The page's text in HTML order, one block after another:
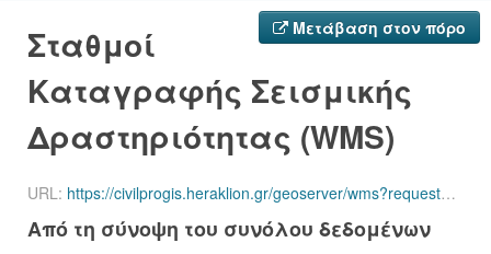
Μετάβαση στον πόρο
Σταθμοί
Καταγραφής Σεισμικής
Δραστηριότητας (WMS)
URL: https://civilprogis.heraklion.gr/geoserver/wms?request=getCapabilities
Από τη σύνοψη του συνόλου δεδομένων